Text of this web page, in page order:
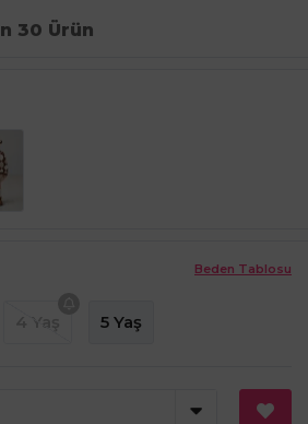
30 Ürün
Beden Tablosu
5 Yaş